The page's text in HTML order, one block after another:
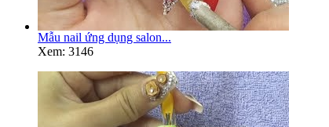
Mẫu nail ứng dụng salon...
Xem: 3146